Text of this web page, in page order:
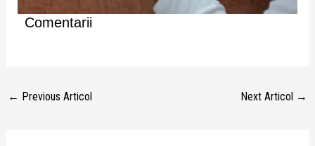
Comentarii
← Previous Articol Next Articol →